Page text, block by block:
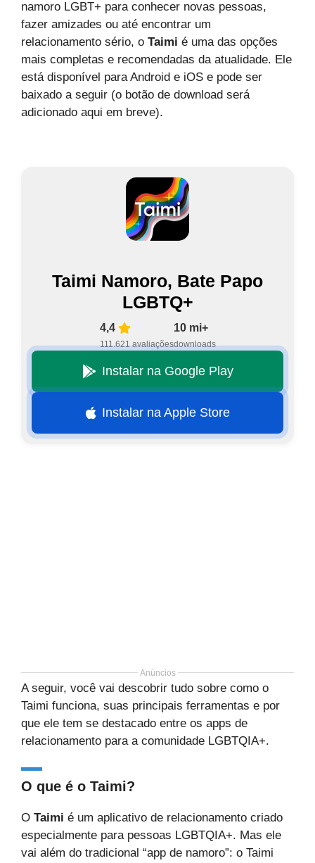
namoro LGBT+ para conhecer novas pessoas,
fazer amizades ou até encontrar um
relacionamento sério, o Taimi é uma das opções
mais completas e recomendadas da atualidade. Ele
está disponível para Android e iOS e pode ser
baixado a seguir (o botão de download será
adicionado aqui em breve).
Taimi Namoro, Bate Papo
LGBTQ+
4,4
111.621 avaliações
10 mi+
downloads
Instalar na Google Play
Instalar na Apple Store
Anúncios
A seguir, você vai descobrir tudo sobre como o
Taimi funciona, suas principais ferramentas e por
que ele tem se destacado entre os apps de
relacionamento para a comunidade LGBTQIA+.
O que é o Taimi?
O Taimi é um aplicativo de relacionamento criado
especialmente para pessoas LGBTQIA+. Mas ele
vai além do tradicional “app de namoro”: o Taimi